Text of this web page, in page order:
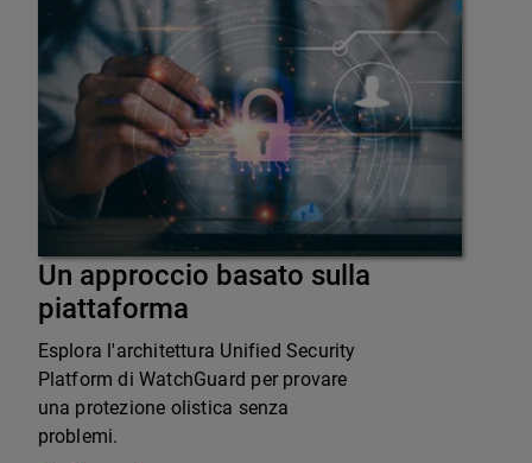
Un approccio basato sulla
piattaforma
Esplora l'architettura Unified Security
Platform di WatchGuard per provare
una protezione olistica senza
problemi.